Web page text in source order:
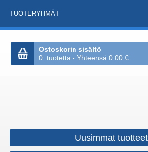
TUOTERYHMÄT
Ostoskorin sisältö
0 tuotetta - Yhteensä 0.00 €
Uusimmat tuotteet